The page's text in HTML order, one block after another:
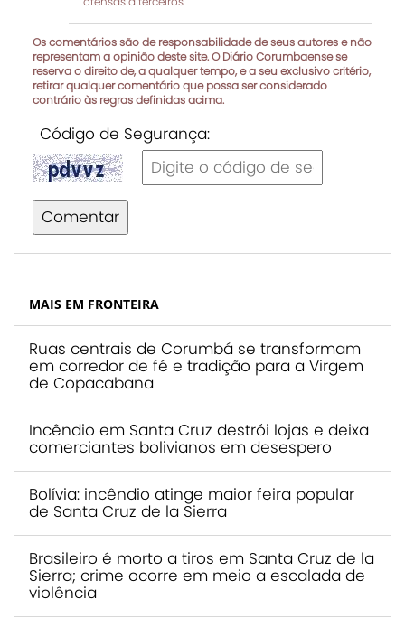
Os comentários são de responsabilidade de seus autores e não
representam a opinião deste site. O Diário Corumbaense se
reserva o direito de, a qualquer tempo, e a seu exclusivo critério,
retirar qualquer comentário que possa ser considerado
contrário às regras definidas acima.
Código de Segurança:
Comentar
MAIS EM FRONTEIRA
Ruas centrais de Corumbá se transformam
em corredor de fé e tradição para a Virgem
de Copacabana
Incêndio em Santa Cruz destrói lojas e deixa
comerciantes bolivianos em desespero
Bolívia: incêndio atinge maior feira popular
de Santa Cruz de la Sierra
Brasileiro é morto a tiros em Santa Cruz de la
Sierra; crime ocorre em meio a escalada de
violência